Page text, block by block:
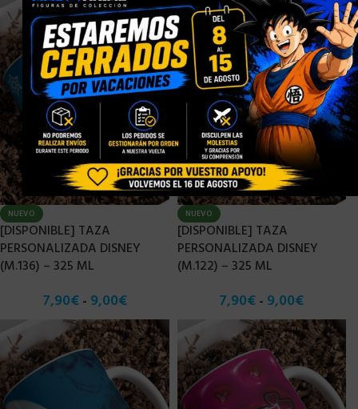
NUEVO
[DISPONIBLE] TAZA
PERSONALIZADA DISNEY
(M.136) – 325 ML
7,90€ - 9,00€
NUEVO
[DISPONIBLE] TAZA
PERSONALIZADA DISNEY
(M.122) – 325 ML
7,90€- 9,00€